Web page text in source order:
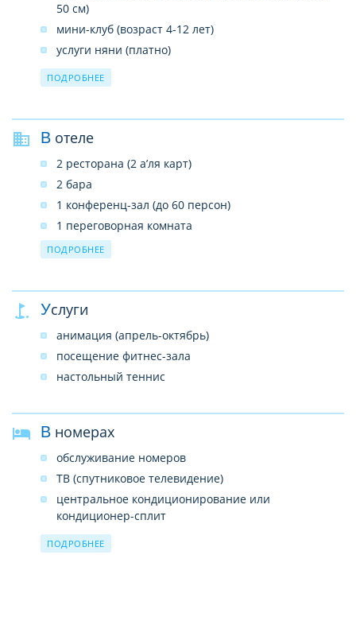
50 см)
мини-клуб (возраст 4-12 лет)
услуги няни (платно)
детская коляска (платно)
детское меню
детская площадка
детская кровать (по запросу)
ПОДРОБНЕЕ
В отеле
2 ресторана (2 а’ля карт)
2 бара
1 конференц-зал (до 60 персон)
1 переговорная комната
3 бассейна (1 крытый, 2 открытых – взрослый и
детский)
SPA-центр
прачечная
лифты
трансфер на пляж (июнь-сентябрь)
ПОДРОБНЕЕ
Услуги
анимация (апрель-октябрь)
посещение фитнес-зала
настольный теннис
В номерах
обслуживание номеров
ТВ (спутниковое телевидение)
центральное кондиционирование или
кондиционер-сплит
мини-бар (платно)
сейф (платно)
ПОДРОБНЕЕ